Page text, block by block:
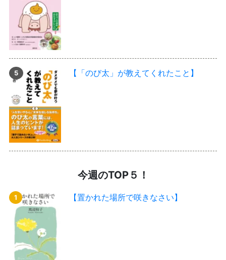
【「のび太」が教えてくれたこと】
今週のTOP５！
【置かれた場所で咲きなさい】